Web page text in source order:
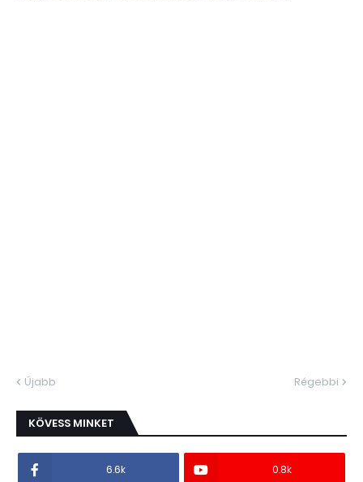
Újabb Régebbi
KÖVESS MINKET
6.6k 0.8k